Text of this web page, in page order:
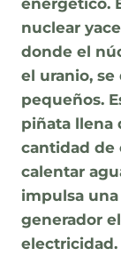
nuclear
donde el
el uranio,
pequeños.
piñata llena
cantidad de
calentar
impulsa
generador
electricidad.